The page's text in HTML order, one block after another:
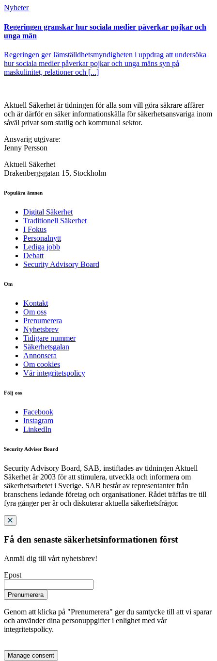
Nyheter
Regeringen granskar hur sociala medier påverkar pojkar och
unga män
Regeringen ger Jämställdhetsmyndigheten i uppdrag att undersöka
hur sociala medier påverkar pojkar och unga mäns syn på
maskulinitet, relationer och [...]
Aktuell Säkerhet är tidningen för alla som vill göra säkrare affärer
och är därför en säker informationskälla för säkerhets­ansvariga inom
såväl privat som statlig och kommunal sektor.
Ansvarig utgivare:
Jenny Persson
Aktuell Säkerhet
Drakenbergsgatan 15, Stockholm
Populära ämnen
Digital Säkerhet
Traditionell Säkerhet
I Fokus
Personalnytt
Lediga jobb
Debatt
Security Advisory Board
Om
Kontakt
Om oss
Prenumerera
Nyhetsbrev
Tidigare nummer
Säkerhetsgalan
Annonsera
Om cookies
Vår integritetspolicy
Följ oss
Facebook
Instagram
LinkedIn
Security Adviser Board
Security Advisory Board, SAB, instiftades av tidningen Aktuell
Säkerhet år 2003 för att stimulera, utveckla och informera om
säkerhetsarbetet i Sverige. SAB består av representanter från
branschens ledande företag och organisationer. Rådet träffas tre till
fyra gånger per år och diskuterar aktuella säkerhetsfrågor.
Få den senaste säkerhetsinformationen först
Anmäl dig till vårt nyhetsbrev!
Epost
Prenumerera
Genom att klicka på "Prenumerera" ger du samtycke till att vi sparar
och använder dina personuppgifter i enlighet med vår
integritetspolicy.
Manage consent